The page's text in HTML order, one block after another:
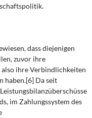
dass diejenigen
zuvor ihre
also ihre Verbindlichkeiten
haben.[6] Da seit
im Zahlungssystem des